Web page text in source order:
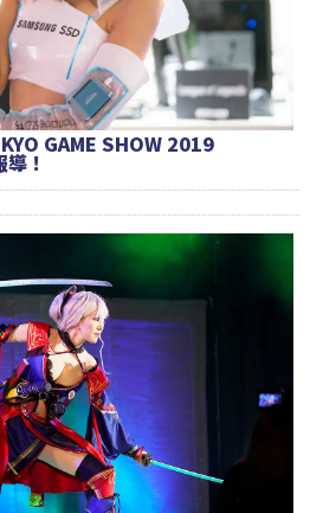
GAME SHOW 2019
！